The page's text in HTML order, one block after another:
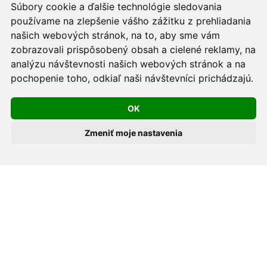
Súbory cookie a ďalšie technológie sledovania
používame na zlepšenie vášho zážitku z prehliadania
našich webových stránok, na to, aby sme vám
zobrazovali prispôsobený obsah a cielené reklamy, na
analýzu návštevnosti našich webových stránok a na
pochopenie toho, odkiaľ naši návštevníci prichádzajú.
OK
Zmeniť moje nastavenia
podmienkach prevádzkovateľa.
Používame cookies -nastavenie cookies.
Skopírovaním textu alebo časti textu z akejkoľvek
stránky tohto webu a jeho umiestnením na iný web
porušíte práva MUDr. Romana Sokola, PhD., MPH, ako
aj práva ďalších osôb zúčastnených na tvorbe obsahu
pre tento web.